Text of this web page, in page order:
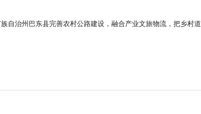
自治州巴东县完善农村公路建设，融合产业文旅物流，把乡村